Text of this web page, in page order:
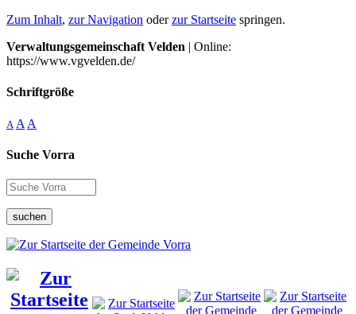
Zum Inhalt, zur Navigation oderzur Startseite springen.
Verwaltungsgemeinschaft Velden | Online:
https://www.vgvelden.de/
Schriftgröße
A A A
Suche Vorra
suchen